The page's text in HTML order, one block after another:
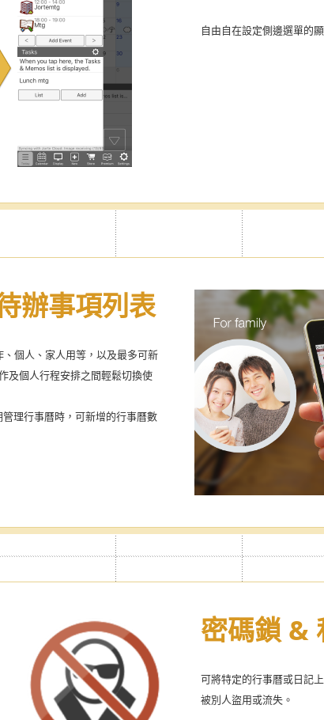
自由自在設定側邊選單的
辦事項列表
個人、家人用等，以及最多可新
及個人行程安排之間輕鬆切換使
理行事曆時，可新增的行事曆數
密碼鎖 &
可將特定的行事曆或日記
被別人盜用或流失。